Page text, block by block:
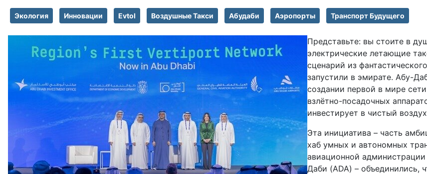
Экология Инновации Evtol Воздушные Такси Абудаби Аэропорты Транспорт Будущего
Представьте: вы стоите в
электрические летающие
сценарий из
запустили в эмирате. Абу-
создании первой в мире
взлётно-посадочных
инвестирует в чистый
Эта инициатива – часть
хаб умных и автономных
авиационной
Даби (ADA) – объединились,